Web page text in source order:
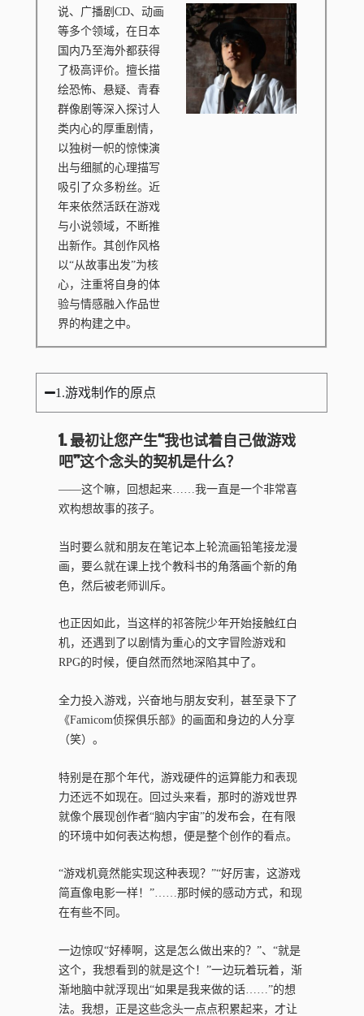
说、广播剧CD、动画
等多个领域，在日本
国内乃至海外都获得
了极高评价。擅长描
绘恐怖、悬疑、青春
群像剧等深入探讨人
类内心的厚重剧情，
以独树一帜的惊悚演
出与细腻的心理描写
吸引了众多粉丝。近
年来依然活跃在游戏
与小说领域，不断推
出新作。其创作风格
以“从故事出发”为核
心，注重将自身的体
验与情感融入作品世
界的构建之中。
1.游戏制作的原点
1. 最初让您产生“我也试着自己做游戏
吧”这个念头的契机是什么？
——这个嘛，回想起来……我一直是一个非常喜
欢构想故事的孩子。
当时要么就和朋友在笔记本上轮流画铅笔接龙漫
画，要么就在课上找个教科书的角落画个新的角
色，然后被老师训斥。
也正因如此，当这样的祁答院少年开始接触红白
机，还遇到了以剧情为重心的文字冒险游戏和
RPG的时候，便自然而然地深陷其中了。
全力投入游戏，兴奋地与朋友安利，甚至录下了
《Famicom侦探俱乐部》的画面和身边的人分享
（笑）。
特别是在那个年代，游戏硬件的运算能力和表现
力还远不如现在。回过头来看，那时的游戏世界
就像个展现创作者“脑内宇宙”的发布会，在有限
的环境中如何表达构想，便是整个创作的看点。
“游戏机竟然能实现这种表现？”“好厉害，这游戏
简直像电影一样！”……那时候的感动方式，和现
在有些不同。
一边惊叹“好棒啊，这是怎么做出来的？”、“就是
这个，我想看到的就是这个！”一边玩着玩着，渐
渐地脑中就浮现出“如果是我来做的话……”的想
法。我想，正是这些念头一点点积累起来，才让